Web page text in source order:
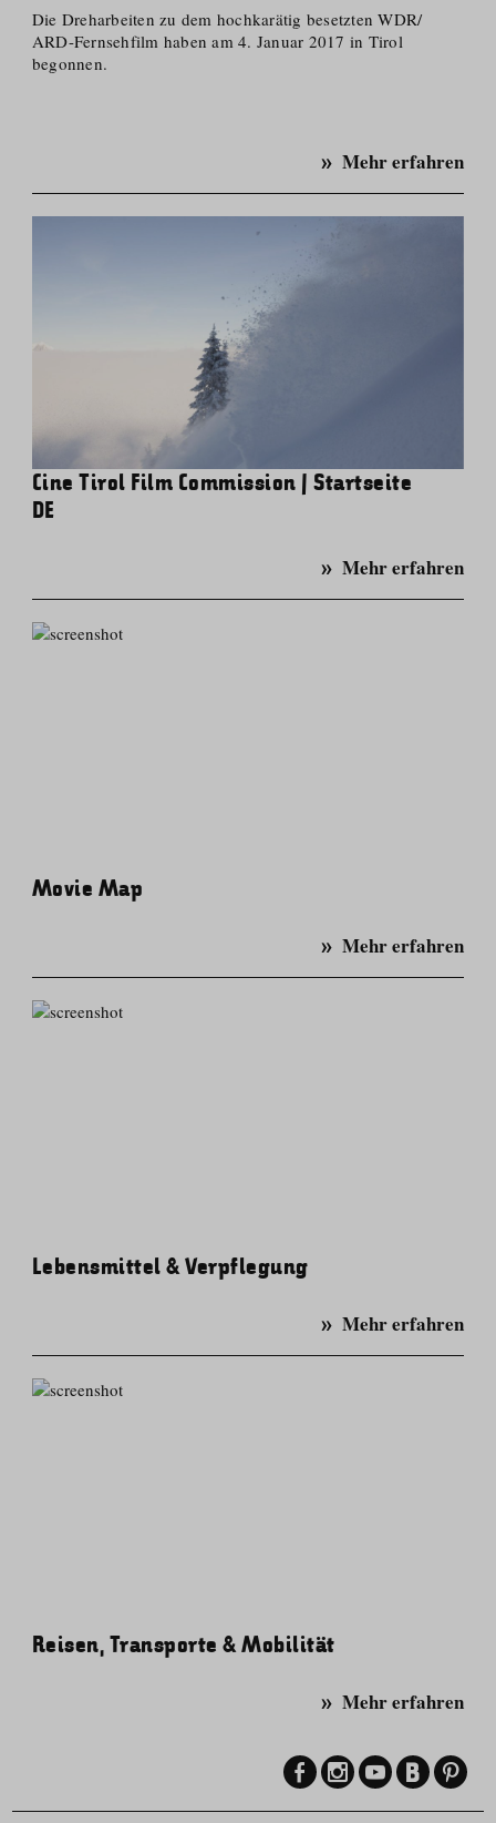
Die Dreharbeiten zu dem hochkarätig besetzten WDR/​
ARD-Fernsehfilm haben am 4. Januar 2017 in Tirol
begonnen.
Mehr erfahren
Cine Tirol Film Commission | Startseite
DE
Mehr erfahren
Movie Map
Mehr erfahren
Lebensmittel & Verpflegung
Mehr erfahren
Reisen, Transporte & Mobilität
Mehr erfahren